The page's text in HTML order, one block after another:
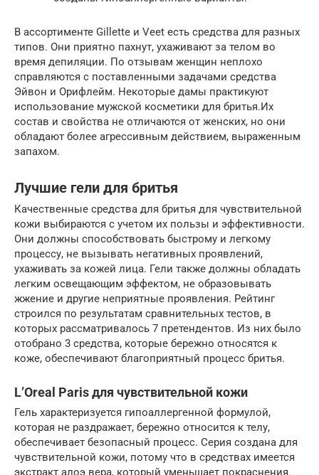
В ассортименте Gillette и Veet есть средства для разных
типов. Они приятно пахнут, ухаживают за телом во
время депиляции. По отзывам женщин неплохо
справляются с поставленными задачами средства
Эйвон и Орифлейм. Некоторые дамы практикуют
использование мужской косметики для бритья.Их
состав и свойства не отличаются от женских, но они
обладают более агрессивным действием, выраженным
запахом.
Лучшие гели для бритья
Качественные средства для бритья для чувствительной
кожи выбираются с учетом их пользы и эффективности.
Они должны способствовать быстрому и легкому
процессу, не вызывать негативных проявлений,
ухаживать за кожей лица. Гели также должны обладать
легким освещающим эффектом, не образовывать
жжение и другие неприятные проявления. Рейтинг
строился по результатам сравнительных тестов, в
которых рассматривалось 7 претендентов. Из них было
отобрано 3 средства, которые бережно относятся к
коже, обеспечивают благоприятный процесс бритья.
L’Oreal Paris для чувствительной кожи
Гель характеризуется гипоаллергенной формулой,
которая не раздражает, бережно относится к телу,
обеспечивает безопасный процесс. Серия создана для
чувствительной кожи, потому что в средствах имеется
экстракт алоэ вера, который уменьшает покраснения.